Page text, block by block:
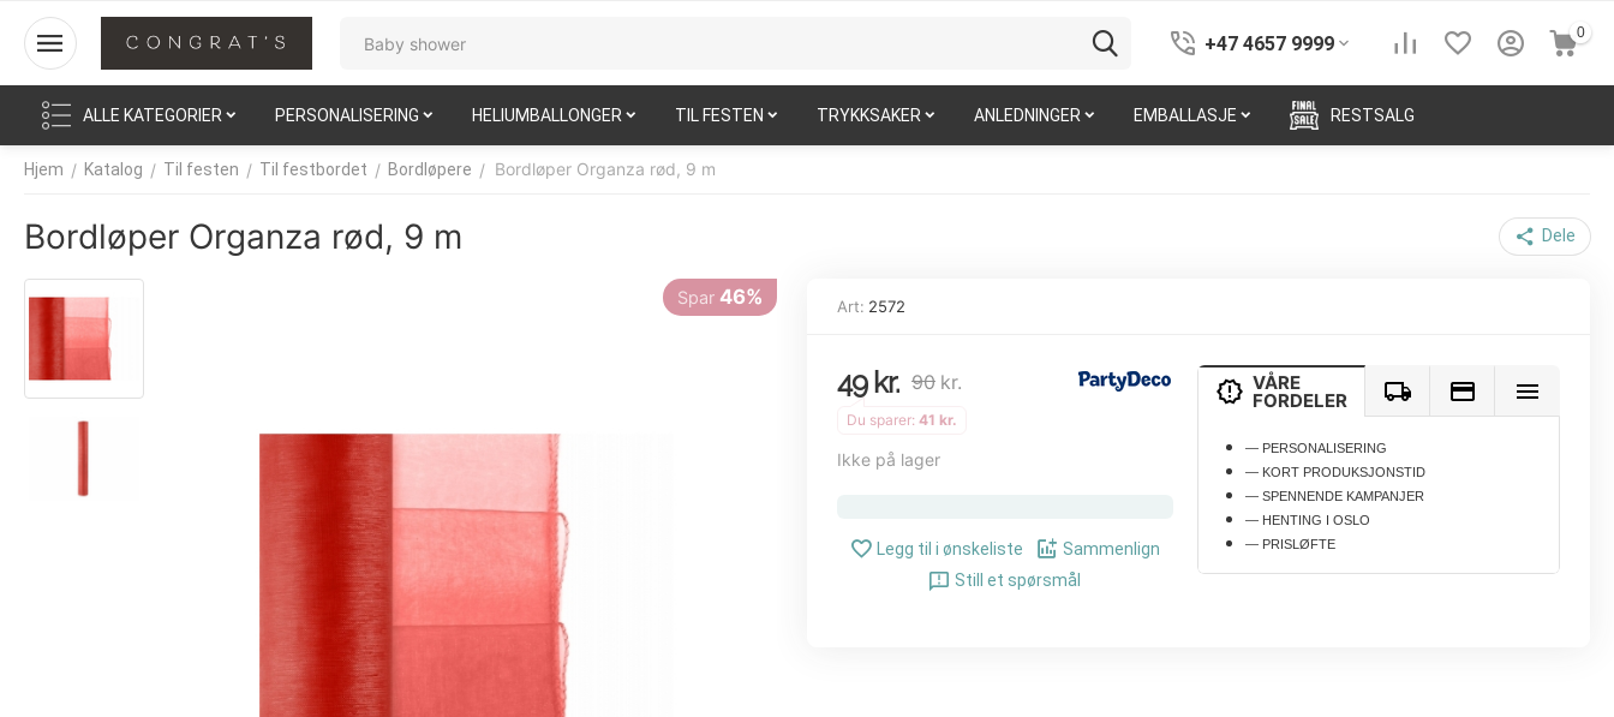
+47 4657 9999 0
ALLE KATEGORIER PERSONALISERING HELIUMBALLONGER TIL FESTEN TRYKKSAKER ANLEDNINGER EMBALLASJE RESTSALG
Hjem / Katalog / Til festen / Til festbordet / Bordløpere / Bordløper Organza rød, 9 m
Bordløper Organza rød, 9 m Dele
Art: 2572
49 kr. 90 kr.
Du sparer: 41 kr.
Ikke på lager
Legg til i ønskeliste
Sammenlign
Still et spørsmål
VÅRE
FORDELER
— PERSONALISERING
— KORT PRODUKSJONSTID
— SPENNENDE KAMPANJER
— HENTING I OSLO
— PRISLØFTE